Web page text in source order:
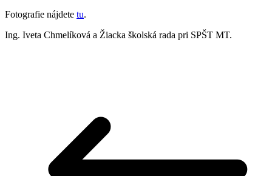
Fotografie nájdete tu.
Ing. Iveta Chmelíková a Žiacka školská rada pri SPŠT MT.